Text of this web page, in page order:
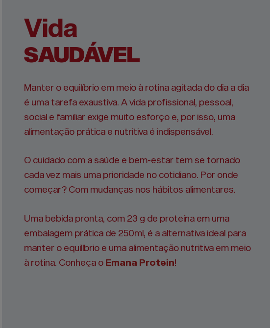
Vida
SAUDÁVEL
Manter o equilíbrio em meio à rotina agitada do dia a dia
é uma tarefa exaustiva. A vida profissional, pessoal,
social e familiar exige muito esforço e, por isso, uma
alimentação prática e nutritiva é indispensável.
O cuidado com a saúde e bem-estar tem se tornado
cada vez mais uma prioridade no cotidiano. Por onde
começar? Com mudanças nos hábitos alimentares.
Uma bebida pronta, com 23 g de proteína em uma
embalagem prática de 250ml, é a alternativa ideal para
manter o equilíbrio e uma alimentação nutritiva em meio
à rotina. Conheça o Emana Protein!